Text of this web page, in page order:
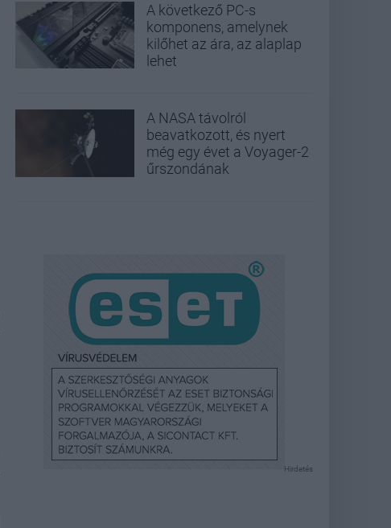
A következő PC-s
komponens, amelynek
kilőhet az ára, az alaplap
lehet
A NASA távolról
beavatkozott, és nyert
még egy évet a Voyager-2
űrszondának
Hirdetés